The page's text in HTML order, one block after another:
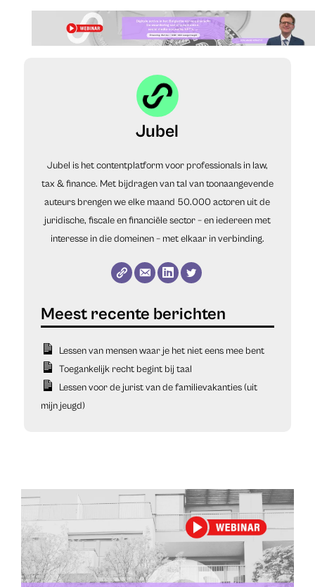
Jubel
Jubel is het contentplatform voor professionals in law,
tax & finance. Met bijdragen van tal van toonaangevende
auteurs brengen we elke maand 50.000 actoren uit de
juridische, fiscale en financiële sector – en iedereen met
interesse in die domeinen – met elkaar in verbinding.
Lessen van mensen waar je het niet eens mee bent
Toegankelijk recht begint bij taal
Lessen voor de jurist van de familievakanties (uit
mijn jeugd)